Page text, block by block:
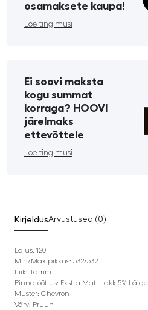
osamaksete kaupa!
Loe tingimusi
Ei soovi maksta
kogu summat
korraga? HOOVI
järelmaks
ettevõttele
Loe tingimusi
KirjeldusArvustused (0)
Laius: 120
Min/Max pikkus: 532/532
Liik: Tamm
Pinnatöötlus: Ekstra Matt Lakk 5% Läige
Muster: Chevron
Värv: Pruun